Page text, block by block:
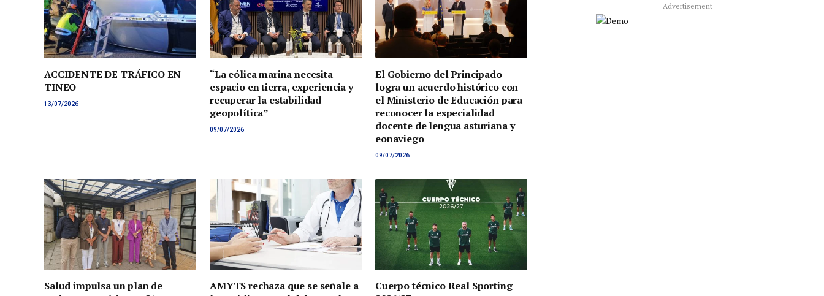
ACCIDENTE DE TRÁFICO EN
TINEO
13/07/2026
“La eólica marina necesita
espacio en tierra, experiencia y
recuperar la estabilidad
geopolítica”
09/07/2026
El Gobierno del Principado
logra un acuerdo histórico con
el Ministerio de Educación para
reconocer la especialidad
docente de lengua asturiana y
eonaviego
09/07/2026
Salud impulsa un plan de
AMYTS rechaza que se señale a
Cuerpo técnico Real Sporting
Advertisement